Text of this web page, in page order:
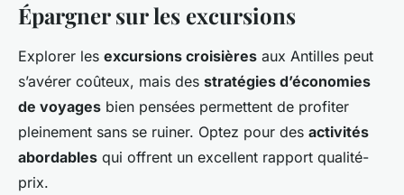
Épargner sur les excursions
Explorer les excursions croisières aux Antilles peut
s’avérer coûteux, mais des stratégies d’économies
de voyages bien pensées permettent de profiter
pleinement sans se ruiner. Optez pour des activités
abordables qui offrent un excellent rapport qualité-
prix.